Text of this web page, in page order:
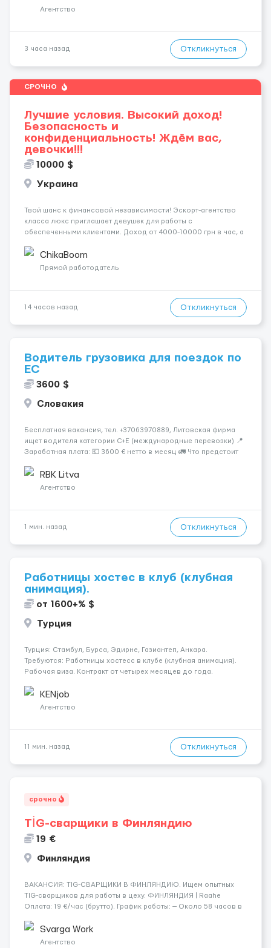
Требования: ✔️ Возраст от ...
Агентство
3 часа назад Откликнуться
СРОЧНО
Лучшие условия. Высокий доход!
Безопасность и
конфиденциальность! Ждём вас,
девочки!!!
10000 $
Украина
Твой шанс к финансовой независимости! Эскорт-агентство
класса люкс приглашает девушек для работы с
обеспеченными клиентами. Доход от 4000-10000 грн в час, а
всегда остаются у тебя. Предоставляем хорошие
Апартаменты , безопасность и ...
ChikaBoom
Прямой работодатель
14 часов назад Откликнуться
Водитель грузовика для поездок по
ЕС
3600 $
Словакия
Бесплатная вакансия, тел. +37063970889, Литовская фирма
ищет водителя категории C+E (международные перевозки) 📍
Заработная плата: 💶 3600 € нетто в месяц 🚛 Что предстоит
рефрижераторах. В среднем 400–500 км в день. Погрузки и
разгрузки...
RBK Litva
Агентство
1 мин. назад Откликнуться
Работницы хостес в клуб (клубная
анимация).
от 1600+% $
Турция
Турция: Стамбул, Бурса, Эдирне, Газиантеп, Анкара.
Требуются: Работницы хостесc в клубе (клубная анимация).
Рабочая виза. Контракт от четырех месяцев до года.
страховка. Высокая зарплата + %. Легально. Безопасно.
*Коммуникабел...
KENjob
Агентство
11 мин. назад Откликнуться
срочно
TİG-сварщики в Финляндию
19 €
Финляндия
​​ВАКАНСИЯ: TIG-СВАРЩИКИ В ФИНЛЯНДИЮ. Ищем опытных
TIG-сварщиков для работы в цеху. ФИНЛЯНДИЯ | Raahe
Оплата: 19 €/час (брутто). График работы: — Около 58 часов в
переработки. Дата начала: — Как можно скорее....
Svarga Work
Агентство